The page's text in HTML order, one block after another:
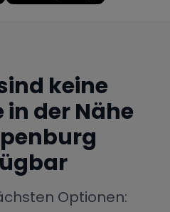
Ford Jaguar
Dodge
keine
in der Nähe
Optionen: